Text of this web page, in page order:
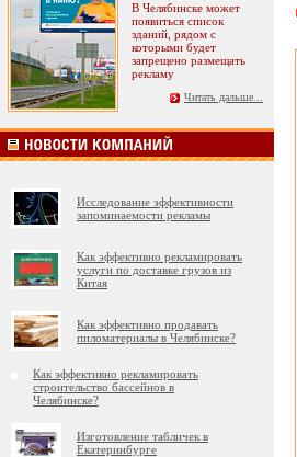
В Челябинске может
появиться список
зданий, рядом с
которыми будет
запрещено размещать
рекламу
Читать дальше...
Исследование эффективности
запоминаемости рекламы
Как эффективно рекламировать
услуги по доставке грузов из
Китая
Как эффективно продавать
пиломатериалы в Челябинске?
Как эффективно рекламировать
строительство бассейнов в
Челябинске?
Изготовление табличек в
Екатеринбурге